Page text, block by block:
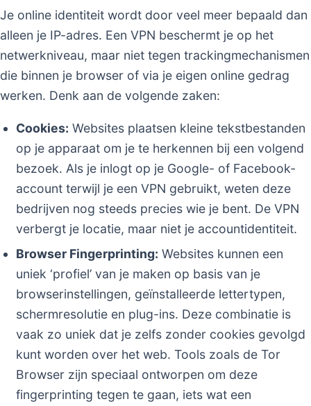
Je online identiteit wordt door veel meer bepaald dan
alleen je IP-adres. Een VPN beschermt je op het
netwerkniveau, maar niet tegen trackingmechanismen
die binnen je browser of via je eigen online gedrag
werken. Denk aan de volgende zaken:
Cookies: Websites plaatsen kleine tekstbestanden
op je apparaat om je te herkennen bij een volgend
bezoek. Als je inlogt op je Google- of Facebook-
account terwijl je een VPN gebruikt, weten deze
bedrijven nog steeds precies wie je bent. De VPN
verbergt je locatie, maar niet je accountidentiteit.
Browser Fingerprinting: Websites kunnen een
uniek ‘profiel’ van je maken op basis van je
browserinstellingen, geïnstalleerde lettertypen,
schermresolutie en plug-ins. Deze combinatie is
vaak zo uniek dat je zelfs zonder cookies gevolgd
kunt worden over het web. Tools zoals de Tor
Browser zijn speciaal ontworpen om deze
fingerprinting tegen te gaan, iets wat een